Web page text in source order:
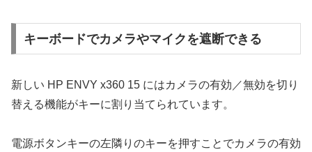
キーボードでカメラやマイクを遮断できる
新しい HP ENVY x360 15 にはカメラの有効／無効を切り
替える機能がキーに割り当てられています。
電源ボタンキーの左隣りのキーを押すことでカメラの有効